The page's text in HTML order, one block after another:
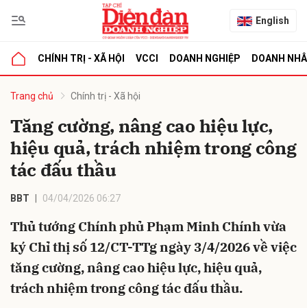
English
CHÍNH TRỊ - XÃ HỘI VCCI DOANH NGHIỆP DOANH
Trang chủ Chính trị - Xã hội
Tăng cường, nâng cao hiệu lực,
hiệu quả, trách nhiệm trong công
tác đấu thầu
BBT 04/04/2026 06:27
Thủ tướng Chính phủ Phạm Minh Chính vừa
ký Chỉ thị số 12/CT-TTg ngày 3/4/2026 về việc
tăng cường, nâng cao hiệu lực, hiệu quả,
trách nhiệm trong công tác đấu thầu.
luận
Hủy